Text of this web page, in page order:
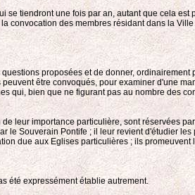
tiendront une fois par an, autant que cela
convocation des membres résidant dans la
proposées et de donner, ordinairement
être convoqués, pour examiner d'une
qui, bien que ne figurant pas au nombre des
leur importance particulière, sont réservées
Souverain Pontife ; il leur revient d'étudier
due aux Eglises particulières ; ils
été expressément établie autrement.